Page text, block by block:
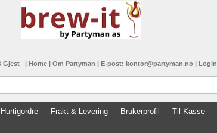
Gjest | Home | Om Partyman | E-post: kontor@partyman.no | Login
Hurtigordre Frakt & Levering Brukerprofil Til Kasse